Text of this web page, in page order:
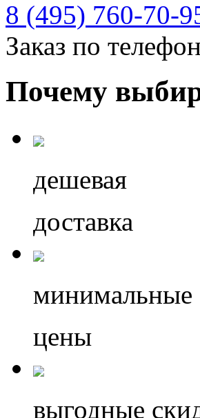
8 (495) 760-70-
Заказ по
Почему
дешевая
доставка
минимальные
цены
выгодные